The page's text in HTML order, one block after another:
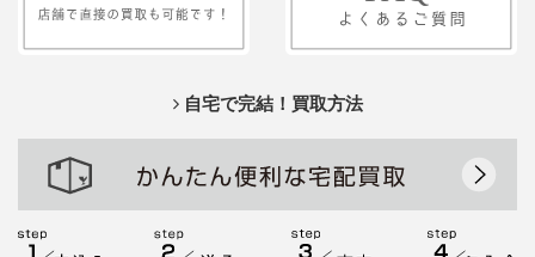
自宅で完結！買取方法